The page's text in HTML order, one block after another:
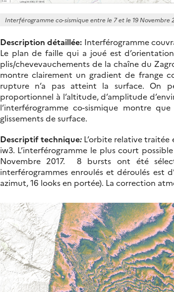
Interférogramme co-sismique entre le 7 et le 19
Description détaillée: Interférogramme
Le plan de faille qui a joué est
plis/chevevauchements de la chaîne du
montre clairement un gradient de frange
rupture n’a pas atteint la surface. On
proportionnel à l’altitude, d’amplitude
l’interférogramme co-sismique montre
glissements de surface.
Descriptif technique:L’orbite relative traitée
iw3. L’interférogramme le plus court
Novembre 2017. 8 bursts ont été
interférogrammes enroulés et déroulés est
azimut, 16 looks en portée). La correction